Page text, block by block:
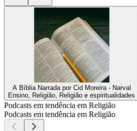
A Bíblia Narrada por Cid Moreira - Narval
Ensino, Religião, Religião e espiritualidades
Podcasts em tendência em Religião
Podcasts em tendência em Religião